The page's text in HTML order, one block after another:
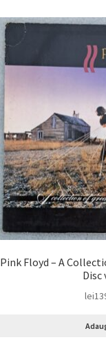
Pink Floyd – A
lei